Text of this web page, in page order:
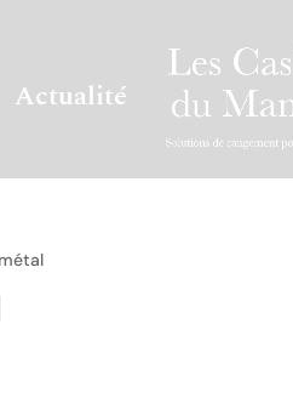
Actualité